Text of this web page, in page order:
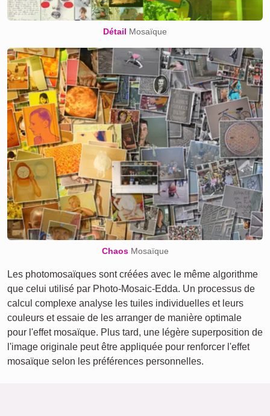
Détail Mosaïque
ChaosMosaïque
Les photomosaïques sont créées avec le même algorithme
que celui utilisé par Photo-Mosaic-Edda. Un processus de
calcul complexe analyse les tuiles individuelles et leurs
couleurs et essaie de les arranger de manière optimale
pour l'effet mosaïque. Plus tard, une légère superposition de
l'image originale peut être appliquée pour renforcer l'effet
mosaïque selon les préférences personnelles.